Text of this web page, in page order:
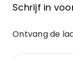
Schrijf in
Ontvang de